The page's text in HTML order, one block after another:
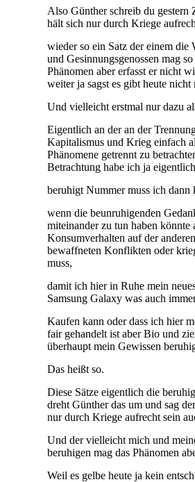
Also Günther schreib du gestern
hält sich nur durch Kriege
wieder so ein Satz der einem die
und Gesinnungsgenossen mag
Phänomen aber erfasst er nicht
weiter ja sagst es gibt heute
Und vielleicht erstmal nur dazu
Eigentlich an der an der
Kapitalismus und Krieg einfach
Phänomene getrennt zu
Betrachtung habe ich ja
beruhigt Nummer muss ich dann
wenn die beunruhigenden
miteinander zu tun haben könnte
Konsumverhalten auf der
bewaffneten Konflikten oder
muss,
damit ich hier in Ruhe mein
Samsung Galaxy was auch
Kaufen kann oder dass ich hier
fair gehandelt ist aber Bio und
überhaupt mein Gewissen
Das heißt so.
Diese Sätze eigentlich die
dreht Günther das um und sag
nur durch Kriege aufrecht sein
Und der vielleicht mich und
beruhigen mag das Phänomen
Weil es gelbe heute ja kein